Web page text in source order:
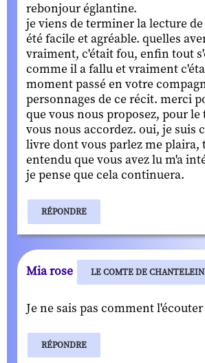
rebonjour églantine.
je viens de terminer la lecture
été facile et agréable. quelles
vraiment, c'était fou, enfin tout
comme il a fallu et vraiment
moment passé en votre
personnages de ce récit. merci
que vous nous proposez, pour le
vous nous accordez. oui, je suis
livre dont vous parlez me plaira,
entendu que vous avez lu m'a
je pense que cela continuera.
RÉPONDRE
Mia rose LE COMTE DE
Je ne sais pas comment l'écouter
RÉPONDRE